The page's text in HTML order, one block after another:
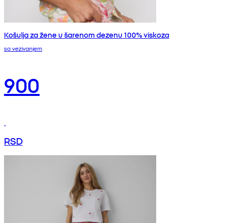
Košulja za žene u šarenom dezenu 100% viskoza
sa vezivanjem
900
RSD